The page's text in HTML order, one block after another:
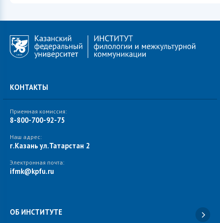
КОНТАКТЫ
Приемная комиссия:
8-800-700-92-75
Наш адрес:
г.Казань ул.Татарстан 2
Электронная почта:
ifmk@kpfu.ru
ОБ ИНСТИТУТЕ